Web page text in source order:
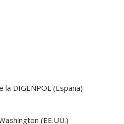
DIGENPOL (España)
(EE.UU.)